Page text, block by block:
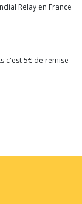
Relay en France
c'est 5€ de remise